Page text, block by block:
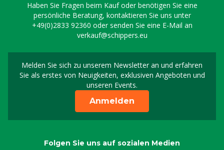
Haben Sie Fragen beim Kauf oder benötigen Sie eine
persönliche Beratung, kontaktieren Sie uns unter
+49(0)2833 92360 oder senden Sie eine E-Mail an
verkauf@schippers.eu
Melden Sie sich zu unserem Newsletter an und erfahren
Sie als erstes von Neuigkeiten, exklusiven Angeboten und
unseren Events.
Melden Sie sich für
Anmelden
Folgen Sie uns auf sozialen Medien